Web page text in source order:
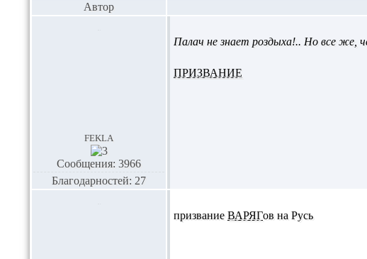
Автор
fekla
Сообщения: 3966
Благодарностей: 27
Палач не знает роздыха!.. Но все же,
ПРИЗВАНИЕ
призвание ВАРЯГов на Русь